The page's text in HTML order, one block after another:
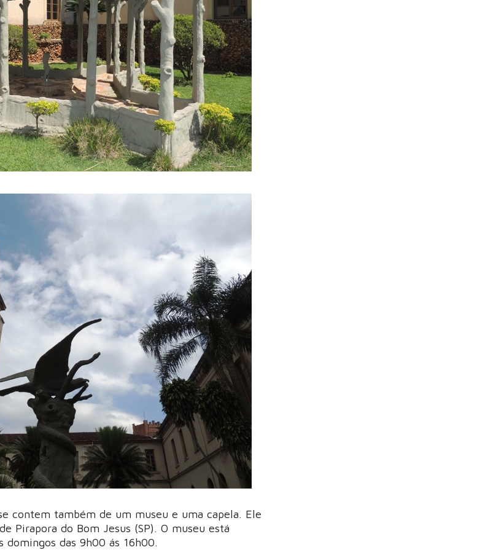
contem também de um museu e uma capela. Ele
Pirapora do Bom Jesus (SP). O museu está
das 9h00 ás 16h00.